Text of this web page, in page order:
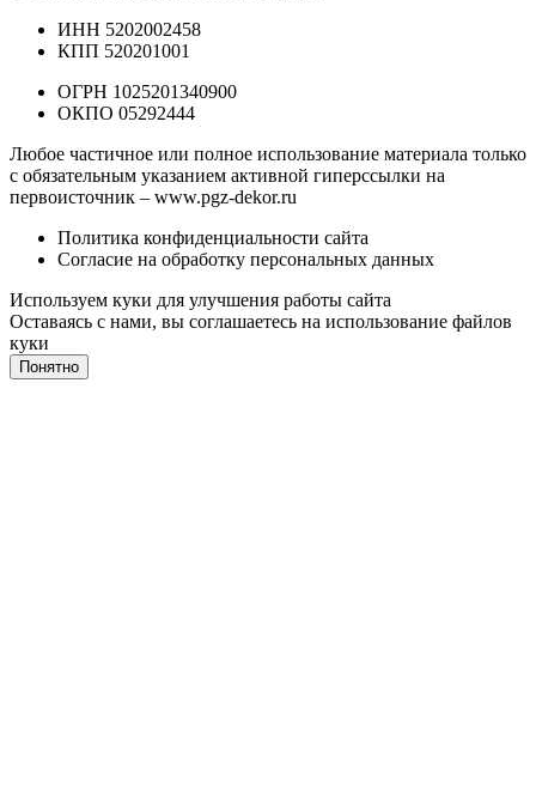
ИНН 5202002458
КПП 520201001
ОГРН 1025201340900
ОКПО 05292444
Любое частичное или полное использование материала только
с обязательным указанием активной гиперссылки на
первоисточник – www.pgz-dekor.ru
Политика конфиденциальности сайта
Согласие на обработку персональных данных
Используем куки для улучшения работы сайта
Оставаясь с нами, вы соглашаетесь на использование файлов
куки
Понятно